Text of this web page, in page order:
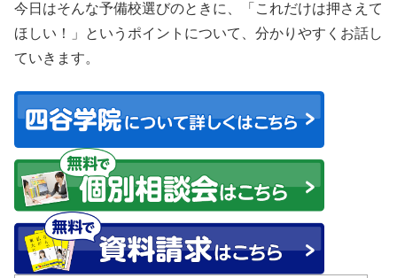
今日はそんな予備校選びのときに、「これだけは押さえて
ほしい！」というポイントについて、分かりやすくお話し
ていきます。